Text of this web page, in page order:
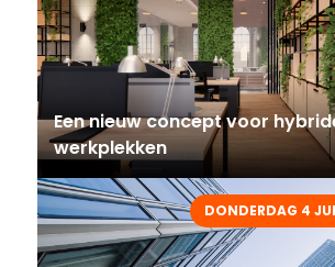
Een nieuw concept voor
werkplekken
DONDERDAG 4